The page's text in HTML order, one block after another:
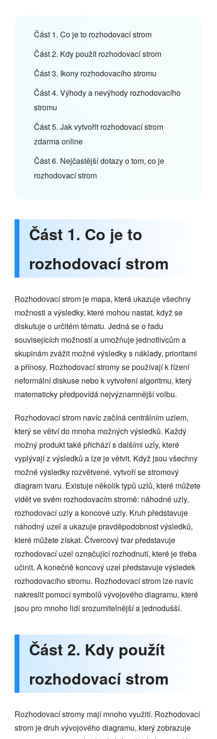
Část 1. Co je to rozhodovací strom
Část 2. Kdy použít rozhodovací strom
Část 3. Ikony rozhodovacího stromu
Část 4. Výhody a nevýhody rozhodovacího
stromu
Část 5. Jak vytvořit rozhodovací strom
zdarma online
Část 6. Nejčastější dotazy o tom, co je
rozhodovací strom
Část 1. Co je to
rozhodovací strom
Rozhodovací strom je mapa, která ukazuje všechny
možnosti a výsledky, které mohou nastat, když se
diskutuje o určitém tématu. Jedná se o řadu
souvisejících možností a umožňuje jednotlivcům a
skupinám zvážit možné výsledky s náklady, prioritami
a přínosy. Rozhodovací stromy se používají k řízení
neformální diskuse nebo k vytvoření algoritmu, který
matematicky předpovídá nejvýznamnější volbu.
Rozhodovací strom navíc začíná centrálním uzlem,
který se větví do mnoha možných výsledků. Každý
možný produkt také přichází s dalšími uzly, které
vyplývají z výsledků a lze je větvit. Když jsou všechny
možné výsledky rozvětvené, vytvoří se stromový
diagram tvaru. Existuje několik typů uzlů, které můžete
vidět ve svém rozhodovacím stromě: náhodné uzly,
rozhodovací uzly a koncové uzly. Kruh představuje
náhodný uzel a ukazuje pravděpodobnost výsledků,
které můžete získat. Čtvercový tvar představuje
rozhodovací uzel označující rozhodnutí, které je třeba
učinit. A konečně koncový uzel představuje výsledek
rozhodovacího stromu. Rozhodovací strom lze navíc
nakreslit pomocí symbolů vývojového diagramu, které
jsou pro mnoho lidí srozumitelnější a jednodušší.
Část 2. Kdy použít
rozhodovací strom
Rozhodovací stromy mají mnoho využití. Rozhodovací
strom je druh vývojového diagramu, který zobrazuje